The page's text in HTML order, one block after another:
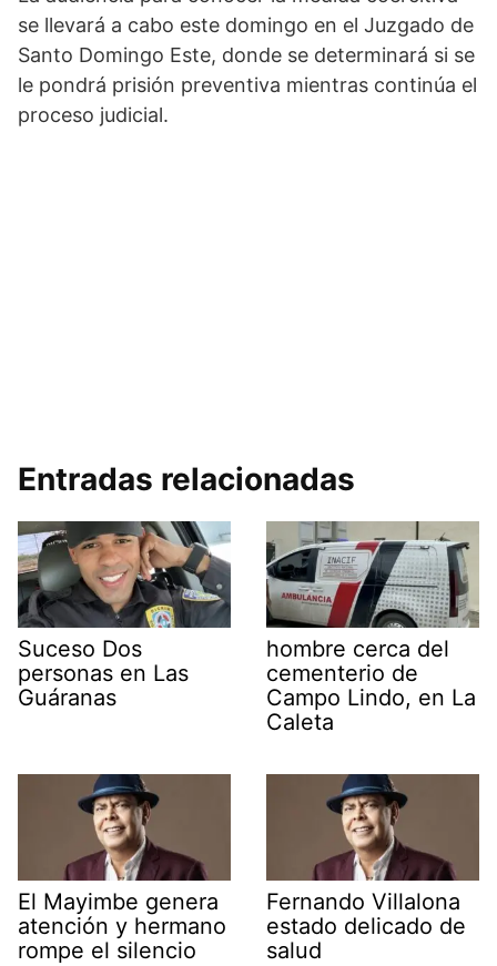
se llevará a cabo este domingo en el Juzgado de
Santo Domingo Este, donde se determinará si se
le pondrá prisión preventiva mientras continúa el
proceso judicial.
Entradas relacionadas
Suceso Dos
personas en Las
Guáranas
hombre cerca del
cementerio de
Campo Lindo, en La
Caleta
El Mayimbe genera
atención y hermano
rompe el silencio
Fernando Villalona
estado delicado de
salud